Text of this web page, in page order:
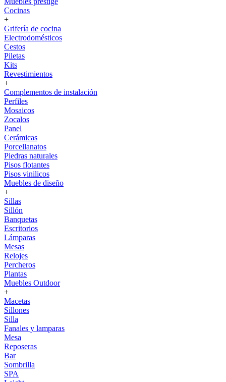
Cocinas
+
Grifería de cocina
Electrodomésticos
Cestos
Piletas
Kits
Revestimientos
+
Complementos de instalación
Perfiles
Mosaicos
Zocalos
Panel
Cerámicas
Porcellanatos
Piedras naturales
Pisos flotantes
Pisos vinilicos
Muebles de diseño
+
Sillas
Sillón
Banquetas
Escritorios
Lámparas
Mesas
Relojes
Percheros
Plantas
Muebles Outdoor
+
Macetas
Sillones
Silla
Fanales y lamparas
Mesa
Reposeras
Bar
Sombrilla
SPA